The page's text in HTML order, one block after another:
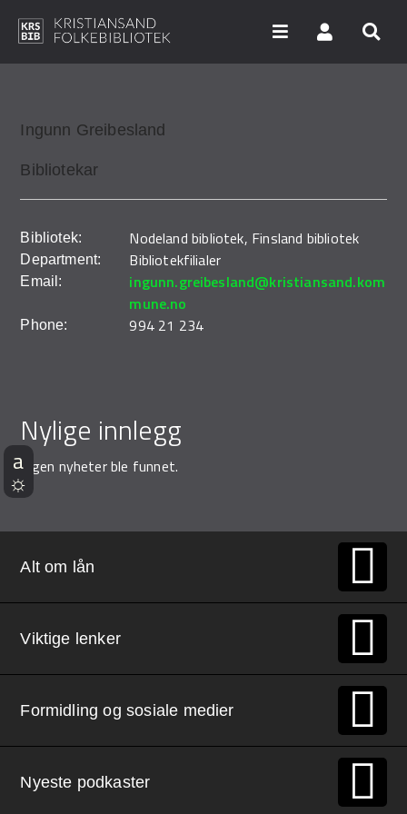
Nyheter
Digitale tjenester
Demo Rona
Søk i våre databaser
Ingunn Greibesland
Bibliotekar
Bibliotek: Nodeland bibliotek, Finsland bibliotek
Department: Bibliotekfilialer
Email:
ingunn.greibesland@kristiansand.kom
mune.no
Phone: 994 21 234
Nylige innlegg
Ingen nyheter ble funnet.
Alt om lån
Viktige lenker
Formidling og sosiale medier
Nyeste podkaster